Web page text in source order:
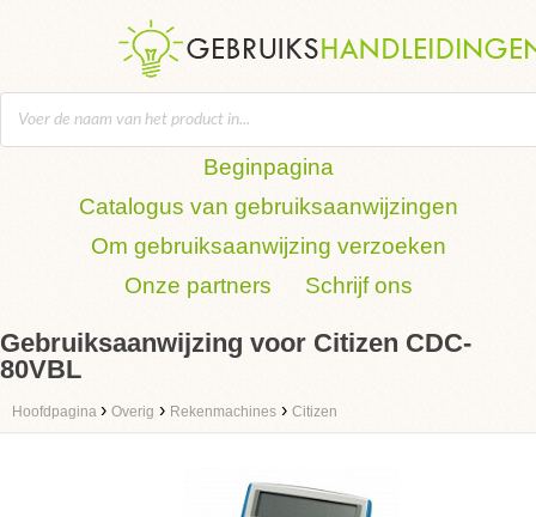
Beginpagina
Catalogus van gebruiksaanwijzingen
Om gebruiksaanwijzing verzoeken
Onze partners
Schrijf ons
Gebruiksaanwijzing voor Citizen CDC-
80VBL
Hoofdpagina › Overig › Rekenmachines › Citizen